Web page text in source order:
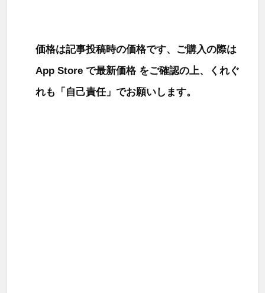
価格は記事投稿時の価格です、ご購入の際は
App Store で最新価格 をご確認の上、くれぐ
れも「自己責任」でお願いします。